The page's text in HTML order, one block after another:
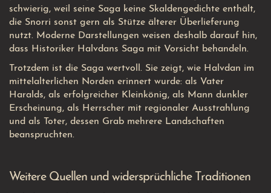
schwierig, weil seine Saga keine Skaldengedichte enthält,
die Snorri sonst gern als Stütze älterer Überlieferung
nutzt. Moderne Darstellungen weisen deshalb darauf hin,
dass Historiker Halvdans Saga mit Vorsicht behandeln.
Trotzdem ist die Saga wertvoll. Sie zeigt, wie Halvdan im
mittelalterlichen Norden erinnert wurde: als Vater
Haralds, als erfolgreicher Kleinkönig, als Mann dunkler
Erscheinung, als Herrscher mit regionaler Ausstrahlung
und als Toter, dessen Grab mehrere Landschaften
beanspruchten.
Weitere Quellen und widersprüchliche Traditionen